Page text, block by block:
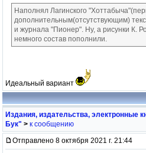
Наполнял Лагинского
дополнительным(отсутствующим)
и журнала "Пионер". Ну, а рисунки К.
немного состав пополнили.
Идеальный вариант
Издания, издательства, электронные
Бук" > к сообщению
Отправлено 8 октября 2021 г. 21:44